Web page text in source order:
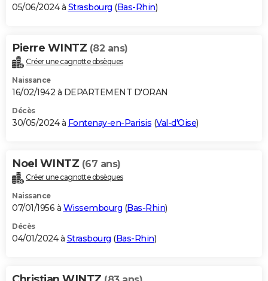
05/06/2024 à Strasbourg (Bas-Rhin)
Pierre WINTZ (82 ans)
Créer une cagnotte obsèques
Naissance
16/02/1942 à DEPARTEMENT D'ORAN
Décès
30/05/2024 à Fontenay-en-Parisis (Val-d'Oise)
Noel WINTZ (67 ans)
Créer une cagnotte obsèques
Naissance
07/01/1956 à Wissembourg (Bas-Rhin)
Décès
04/01/2024 à Strasbourg (Bas-Rhin)